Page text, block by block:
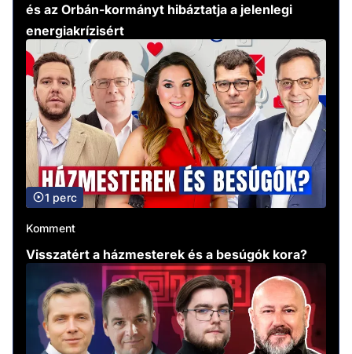
és az Orbán-kormányt hibáztatja a jelenlegi
energiakrízisért
1 perc
Komment
Visszatért a házmesterek és a besúgók kora?